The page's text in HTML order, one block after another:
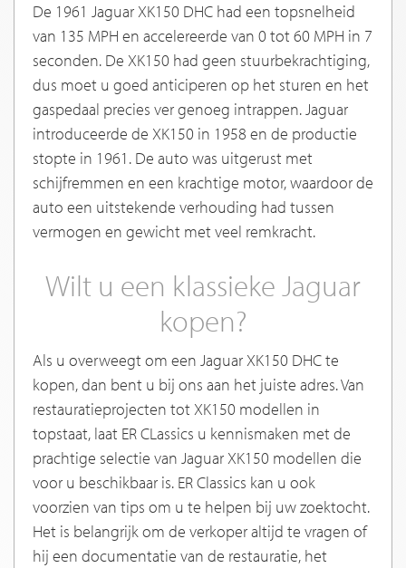
De 1961 Jaguar XK150 DHC had een topsnelheid
van 135 MPH en accelereerde van 0 tot 60 MPH in 7
seconden. De XK150 had geen stuurbekrachtiging,
dus moet u goed anticiperen op het sturen en het
gaspedaal precies ver genoeg intrappen. Jaguar
introduceerde de XK150 in 1958 en de productie
stopte in 1961. De auto was uitgerust met
schijfremmen en een krachtige motor, waardoor de
auto een uitstekende verhouding had tussen
vermogen en gewicht met veel remkracht.
Wilt u een klassieke Jaguar
kopen?
Als u overweegt om een Jaguar XK150 DHC te
kopen, dan bent u bij ons aan het juiste adres. Van
restauratieprojecten tot XK150 modellen in
topstaat, laat ER CLassics u kennismaken met de
prachtige selectie van Jaguar XK150 modellen die
voor u beschikbaar is. ER Classics kan u ook
voorzien van tips om u te helpen bij uw zoektocht.
Het is belangrijk om de verkoper altijd te vragen of
hij een documentatie van de restauratie, het